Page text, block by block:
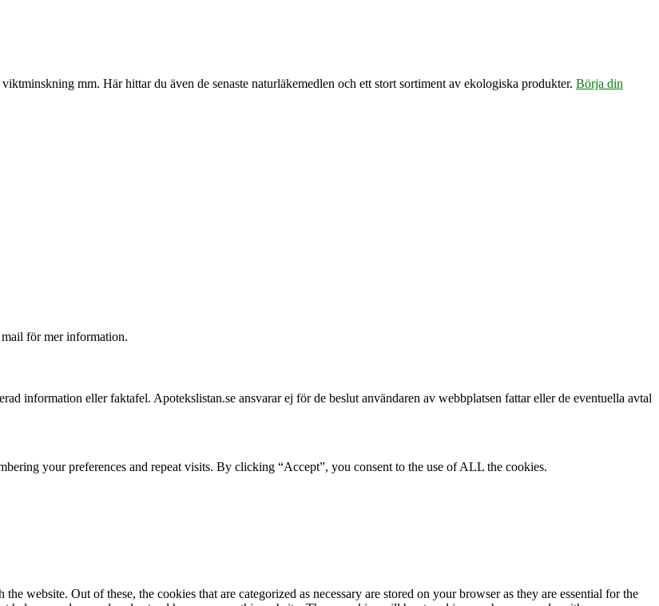
mm. Här hittar du även de senaste naturläkemedlen och ett stort sortiment av ekologiska produkter. Börja din
för mer information.
information eller faktafel. Apotekslistan.se ansvarar ej för de beslut användaren av webbplatsen fattar eller de eventuella avtal
your preferences and repeat visits. By clicking “Accept”, you consent to the use of ALL the cookies.
website. Out of these, the cookies that are categorized as necessary are stored on your browser as they are essential for the